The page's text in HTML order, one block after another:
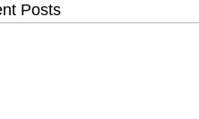
Posts